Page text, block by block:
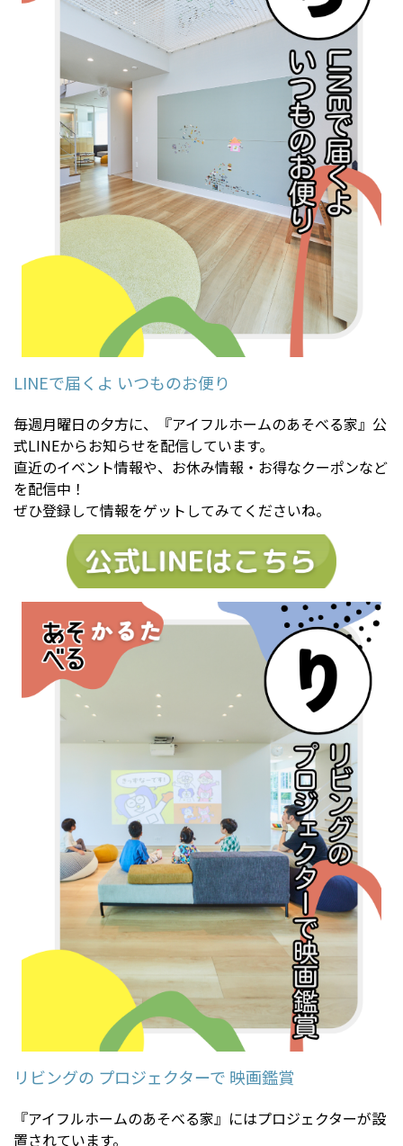
LINEで届くよ いつものお便り
毎週月曜日の夕方に、『アイフルホームのあそべる家』公
式LINEからお知らせを配信しています。
直近のイベント情報や、お休み情報・お得なクーポンなど
を配信中！
ぜひ登録して情報をゲットしてみてくださいね。
リビングの プロジェクターで 映画鑑賞
『アイフルホームのあそべる家』にはプロジェクターが設
置されています。